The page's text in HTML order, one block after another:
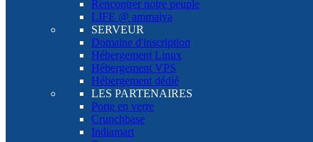
Rencontrer notre peuple
LIFE @ ammaiya
SERVEUR
Domaine d'inscription
Hébergement Linux
Hébergement VPS
Hébergement dédié
LES PARTENAIRES
Porte en verre
Crunchbase
Indiamart